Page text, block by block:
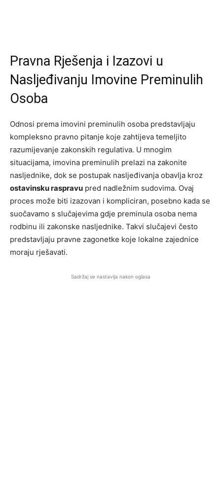
Pravna Rješenja i Izazovi u
Nasljeđivanju Imovine Preminulih
Osoba
Odnosi prema imovini preminulih osoba predstavljaju
kompleksno pravno pitanje koje zahtijeva temeljito
razumijevanje zakonskih regulativa. U mnogim
situacijama, imovina preminulih prelazi na zakonite
nasljednike, dok se postupak nasljeđivanja obavlja kroz
ostavinsku raspravu pred nadležnim sudovima. Ovaj
proces može biti izazovan i kompliciran, posebno kada se
suočavamo s slučajevima gdje preminula osoba nema
rodbinu ili zakonske nasljednike. Takvi slučajevi često
predstavljaju pravne zagonetke koje lokalne zajednice
moraju rješavati.
Sadržaj se nastavlja nakon oglasa